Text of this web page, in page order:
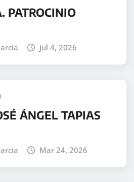
PATROCINIO
Jul 4, 2026
ÁNGEL TAPIAS
Mar 24, 2026